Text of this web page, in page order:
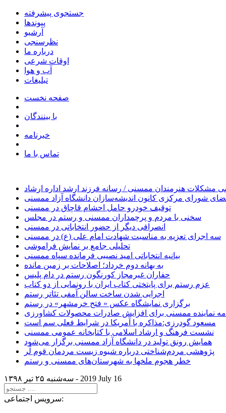
جستجوی پیشرفته
پیوندها
آرشیو
نظرسنجی
درباره ما
اوقات شرعی
آب و هوا
تبلیغات
صفحه نخست
با بینندگان
خبرنامه
تماس با ما
مشکلات هنرمندان ممسنی / رسانه فرزند ارشد اداره ارشاد
شورای مرکزی کانون اندیشه‌سازان دانشگاه آزاد ممسنی
توقیف خودرو حامل احشام قاچاق در ممسنی
سخنی با مردم و پرچمداران ممسنی و رستم در مجلس
انصرافی دیگر از حضور انتخاباتی در ممسنی
سه اجرای تعزیه به مناسبت شهادت امام علی (ع) در ممسنی
تحلیلی جامع بر نمایش فراموشی
بیانیه انتخاباتی امید نصیبی فرمانده سپاه ممسنی
به بهانه دوم خرداد؛ اصلاحات بر زمین مانده
حفاران غیرمجاز کورنگون رستم در دام پلیس
عزم رستم برای پایتختی کتاب ایران با رونمایی از دو کتاب
اجرایی شدن ساخت سالن آمفی تئاتر رستم
برگزاری نمایشگاه عکس « فتح خرمشهر» در رستم
نماینده ممسنی برای افزایش صادرات محصولات کشاورزی
مسعود گودرزی:مذاکره با آمریکا در شرایط فعلی سم است
نشست فرهنگ و ارشاد اسلامی با کتابخانه عمومی ممسنی
همایش رونق تولید در دانشگاه آزاد ممسنی برگزار می‌شود
پژوهشی مردم‌شناختی درباره شیوه زیست مردمان قوم لُر
خطر هجوم ملخها به شهرستان‌های ممسنی و رستم
سه‌شنبه ۲۵ تير ۱۳۹۸ - 2019 July 16
سرویس اجتماعی: